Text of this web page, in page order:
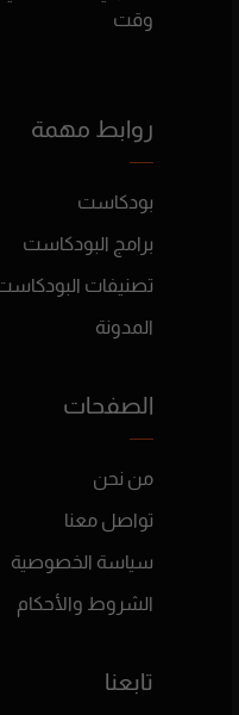
وقت
روابط مهمة
بودكاست
برامج البودكاست
تصنيفات البودكاست
المدونة
الصفحات
من نحن
تواصل معنا
سياسة الخصوصية
الشروط والأحكام
تابعنا